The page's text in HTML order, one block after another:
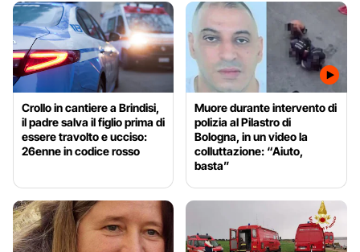
Crollo in cantiere a Brindisi,
il padre salva il figlio prima di
essere travolto e ucciso:
26enne in codice rosso
Muore durante intervento di
polizia al Pilastro di
Bologna, in un video la
colluttazione: “Aiuto,
basta”